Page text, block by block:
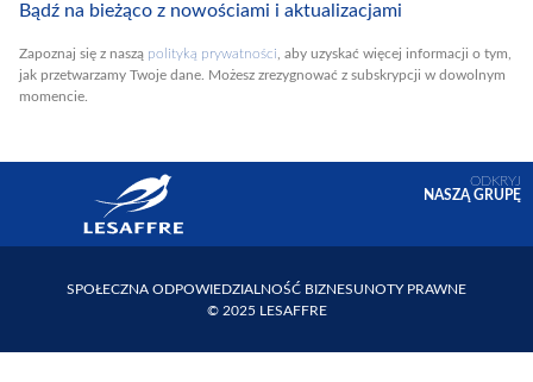
Bądź na bieżąco z nowościami i aktualizacjami
Zapoznaj się z naszą polityką prywatności , aby uzyskać więcej informacji o tym,
jak przetwarzamy Twoje dane. Możesz zrezygnować z subskrypcji w dowolnym
momencie.
ODKRYJ
NASZĄ GRUPĘ
SPOŁECZNA ODPOWIEDZIALNOŚĆ BIZNESUNOTY PRAWNE
© 2025 LESAFFRE